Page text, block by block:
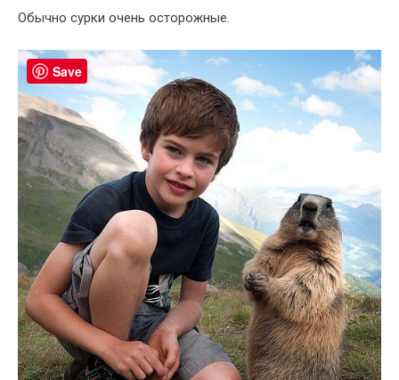
Обычно сурки очень осторожные.
Save